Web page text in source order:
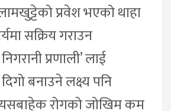
प्रवेश भएको थाहा
सक्रिय गराउन
प्रणाली’ लाई
बनाउने लक्ष्य पनि
रोगको जोखिम कम